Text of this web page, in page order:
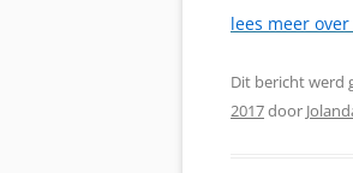
lees meer
Dit bericht werd
2017door